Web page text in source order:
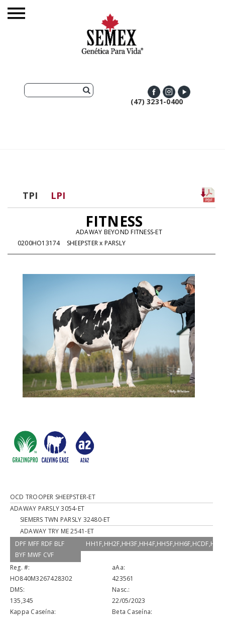
(47) 3231-0400
TPI LPI
FITNESS
ADAWAY BEYOND FITNESS-ET
0200HO13174
SHEEPSTER x PARSLY
OCD TROOPER SHEEPSTER-ET
ADAWAY PARSLY 3054-ET
SIEMERS TWN PARSLY 32480-ET
ADAWAY TRY ME 2541-ET
DPF MFF RDF BLF
BYF MWF CVF
Reg. #:
HO840M3267428302
aAa:
423561
DMS:
135,345
Nasc.:
22/05/2023
Kappa Caseína:
Beta Caseína: